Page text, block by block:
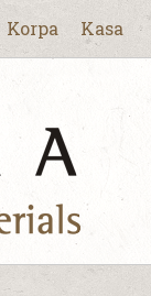
Korpa Kasa